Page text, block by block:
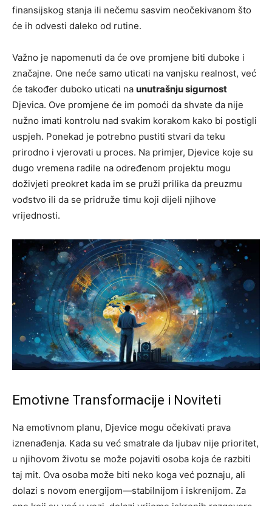
finansijskog stanja ili nečemu sasvim neočekivanom što
će ih odvesti daleko od rutine.
Važno je napomenuti da će ove promjene biti duboke i
značajne. One neće samo uticati na vanjsku realnost, već
će također duboko uticati na unutrašnju sigurnost
Djevica. Ove promjene će im pomoći da shvate da nije
nužno imati kontrolu nad svakim korakom kako bi postigli
uspjeh. Ponekad je potrebno pustiti stvari da teku
prirodno i vjerovati u proces. Na primjer, Djevice koje su
dugo vremena radile na određenom projektu mogu
doživjeti preokret kada im se pruži prilika da preuzmu
vođstvo ili da se pridruže timu koji dijeli njihove
vrijednosti.
Emotivne Transformacije i Noviteti
Na emotivnom planu, Djevice mogu očekivati prava
iznenađenja. Kada su već smatrale da ljubav nije prioritet,
u njihovom životu se može pojaviti osoba koja će razbiti
taj mit. Ova osoba može biti neko koga već poznaju, ali
dolazi s novom energijom—stabilnijom i iskrenijom. Za